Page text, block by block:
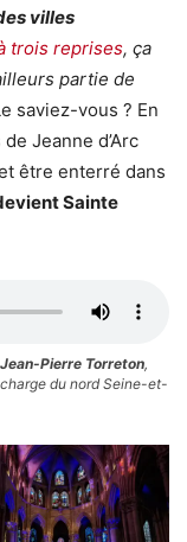
villes
trois reprises, ça
partie de
saviez-vous ? En
Jeanne d’Arc
être enterré dans
Sainte
Jean-Pierre Torreton,
du nord Seine-et-